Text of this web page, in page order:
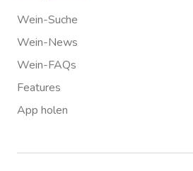
Wein-Suche
Wein-News
Wein-FAQs
Features
App holen